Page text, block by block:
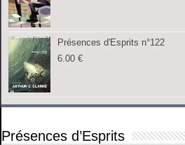
Présences d'Esprits n°122
6.00€
Présences d’Esprits